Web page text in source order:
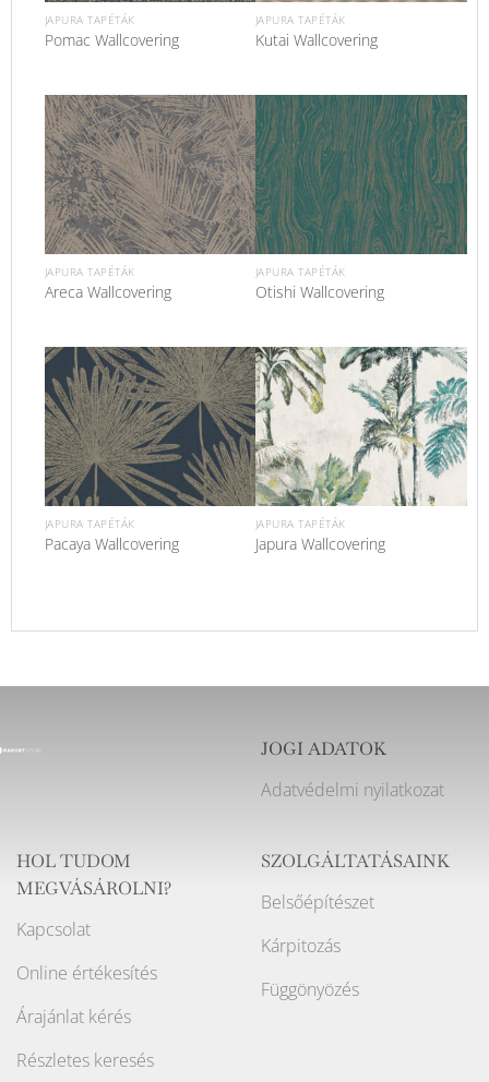
JAPURA TAPÉTÁK
Pomac Wallcovering
JAPURA TAPÉTÁK
Kutai Wallcovering
JAPURA TAPÉTÁK
Areca Wallcovering
JAPURA TAPÉTÁK
Otishi Wallcovering
JAPURA TAPÉTÁK
Pacaya Wallcovering
JAPURA TAPÉTÁK
Japura Wallcovering
JOGI ADATOK
Adatvédelmi nyilatkozat
HOL TUDOM
MEGVÁSÁROLNI?
Kapcsolat
Online értékesítés
Árajánlat kérés
Részletes keresés
SZOLGÁLTATÁSAINK
Belsőépítészet
Kárpitozás
Függönyözés